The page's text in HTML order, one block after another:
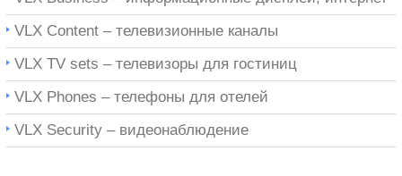
VLX Content – телевизионные каналы
VLX TV sets – телевизоры для гостиниц
VLX Phones – телефоны для отелей
VLX Security – видеонаблюдение